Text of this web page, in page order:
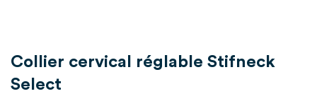
Collier cervical réglable Stifneck
Select